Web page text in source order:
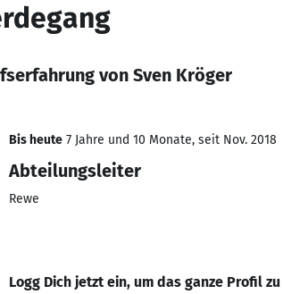
von Sven Kröger
Bis heute 7 Jahre und 10 Monate, seit Nov. 2018
Abteilungsleiter
Rewe
Logg Dich jetzt ein, um das ganze Profil